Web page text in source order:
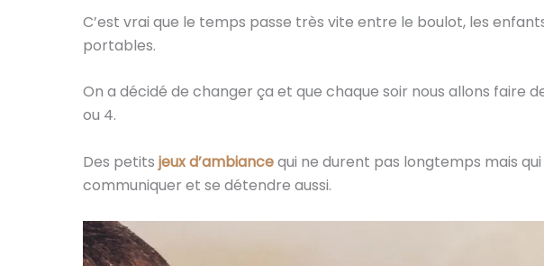
C’est vrai que le temps passe très vite entre le boulot, les
portables.
On a décidé de changer ça et que chaque soir nous allons faire
ou 4.
Des petits jeux d’ambiancequi ne durent pas longtemps mais
communiquer et se détendre aussi.